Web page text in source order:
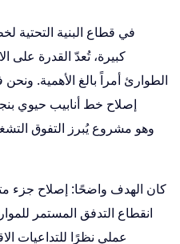
في قطاع البنية التحتية
كبيرة، تُعدّ القدرة على
الطوارئ أمراً بالغ الأهمية.
إصلاح خط أنابيب حيوي
كان الهدف واضحًا: إصلاح جزء
انقطاع التدفق المستمر
عملي نظرًا للتداعيات